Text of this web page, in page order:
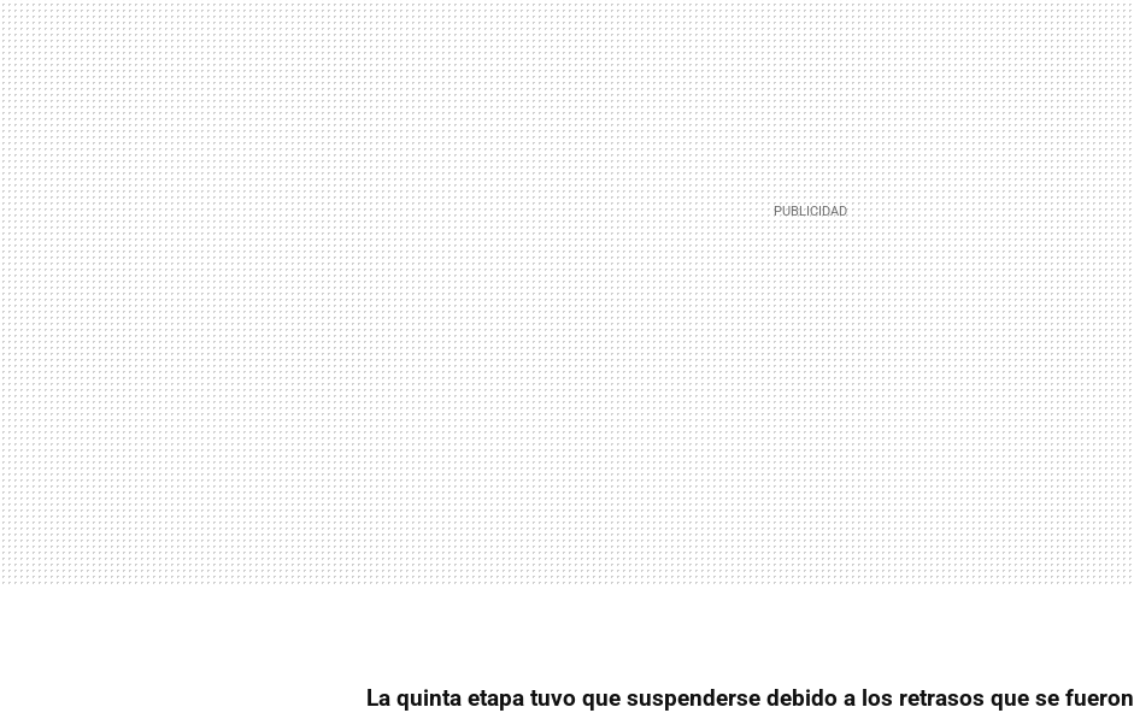
La quinta etapa tuvo que suspenderse debido a los retrasos que se fueron